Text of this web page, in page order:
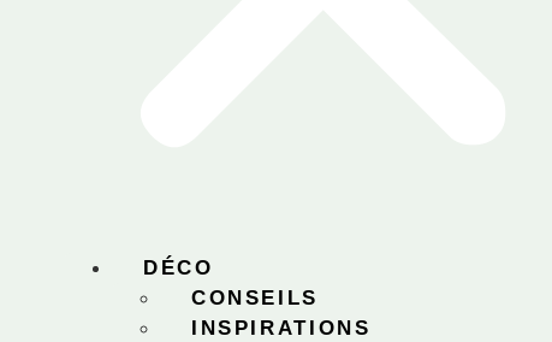
DÉCO
CONSEILS
INSPIRATIONS